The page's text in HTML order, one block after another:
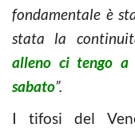
fondamentale è
stata la
alleno ci tengo a
sabato”.
I tifosi del